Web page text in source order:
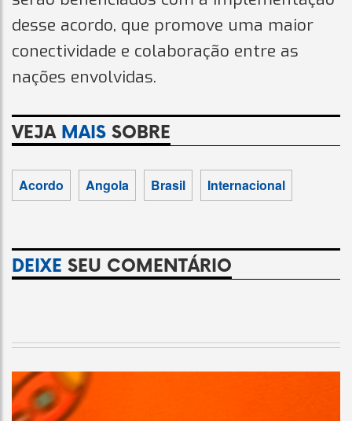
desse acordo, que promove uma maior
conectividade e colaboração entre as
nações envolvidas.
VEJA MAIS SOBRE
Acordo Angola Brasil Internacional
DEIXE SEU COMENTÁRIO